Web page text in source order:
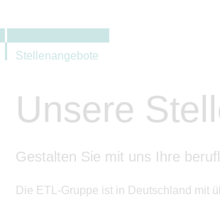
Stellenangebote
Unsere
Gestalten Sie mit uns Ihre
Die ETL-Gruppe ist in Deutschland mit